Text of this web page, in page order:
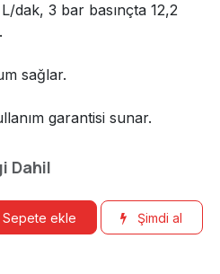
dak, 3 bar basınçta 12,2
sağlar.
garantisi sunar.
Dahil
Sepete ekle Şimdi al